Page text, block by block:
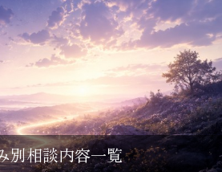
別相談内容一覧